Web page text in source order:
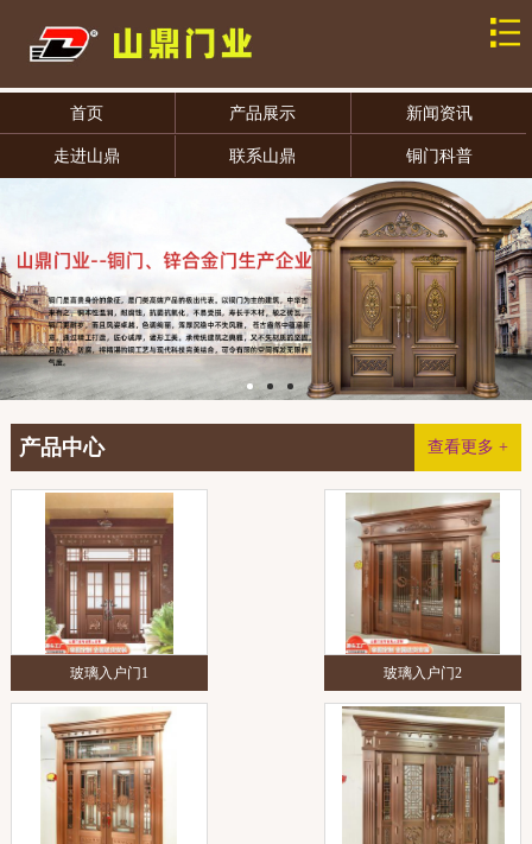
首页 产品展示 新闻资讯
走进山鼎 联系山鼎 铜门科普
查看更多 +
产品中心
玻璃入户门1 玻璃入户门2